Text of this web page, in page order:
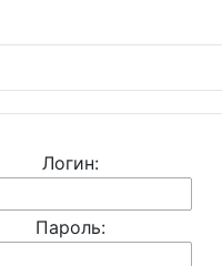
Логин:
Пароль: